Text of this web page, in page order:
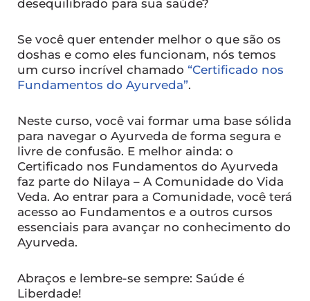
desequilibrado para sua saúde?
Se você quer entender melhor o que são os
doshas e como eles funcionam, nós temos
um curso incrível chamado “Certificado nos
Fundamentos do Ayurveda”.
Neste curso, você vai formar uma base sólida
para navegar o Ayurveda de forma segura e
livre de confusão. E melhor ainda: o
Certificado nos Fundamentos do Ayurveda
faz parte do Nilaya – A Comunidade do Vida
Veda. Ao entrar para a Comunidade, você terá
acesso ao Fundamentos e a outros cursos
essenciais para avançar no conhecimento do
Ayurveda.
Abraços e lembre-se sempre: Saúde é
Liberdade!